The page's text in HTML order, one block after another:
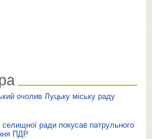
очолив Луцьку міську раду
ради покусав патрульного
ПДР